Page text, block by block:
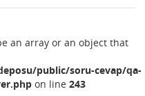
an array or an object that
public/soru-cevap/qa-
on line 243